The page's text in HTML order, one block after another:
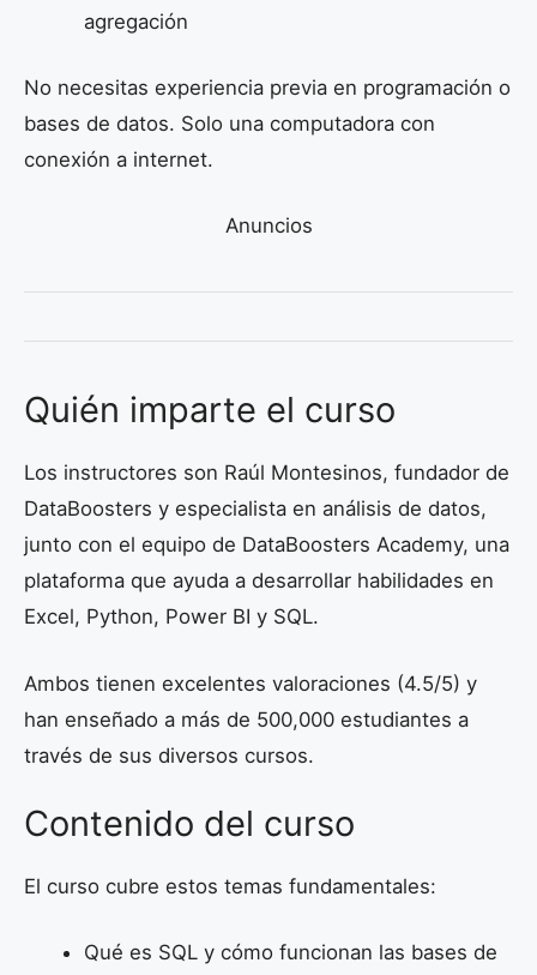
agregación
No necesitas experiencia previa en programación o
bases de datos. Solo una computadora con
conexión a internet.
Anuncios
Quién imparte el curso
Los instructores son Raúl Montesinos, fundador de
DataBoosters y especialista en análisis de datos,
junto con el equipo de DataBoosters Academy, una
plataforma que ayuda a desarrollar habilidades en
Excel, Python, Power BI y SQL.
Ambos tienen excelentes valoraciones (4.5/5) y
han enseñado a más de 500,000 estudiantes a
través de sus diversos cursos.
Contenido del curso
El curso cubre estos temas fundamentales:
Qué es SQL y cómo funcionan las bases de